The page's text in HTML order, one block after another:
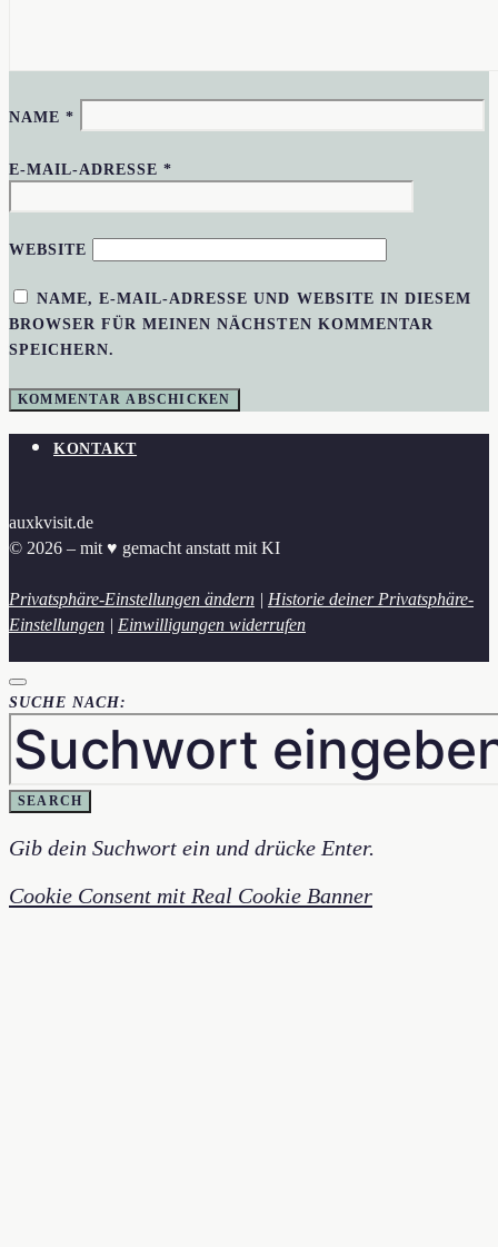
NAME*
E-MAIL-ADRESSE*
WEBSITE
NAME, E-MAIL-ADRESSE UND WEBSITE IN DIESEM
BROWSER FÜR MEINEN NÄCHSTEN KOMMENTAR
SPEICHERN.
KONTAKT
auxkvisit.de
© 2026 – mit ♥︎ gemacht anstatt mit KI
Privatsphäre-Einstellungen ändern | Historie deiner Privatsphäre-
Einstellungen | Einwilligungen widerrufen
SUCHE NACH:
SEARCH
Gib dein Suchwort ein und drücke Enter.
Cookie Consent mit Real Cookie Banner